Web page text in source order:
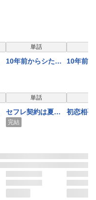
表示制限中
単話
10年前からシたか
らせＨ8
表示
10年前
らせＨ9
表示制限中
単話
セフレ契約は夏の
せい。～こじらせ
一途愛～3
完結
初恋相手
して離し
せん【完